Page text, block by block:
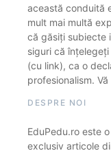
această conduită
mult mai multă
că găsiți subiecte
siguri că
(cu link), ca o
profesionalism.
DESPRE NOI
EduPedu.ro este
exclusiv articole